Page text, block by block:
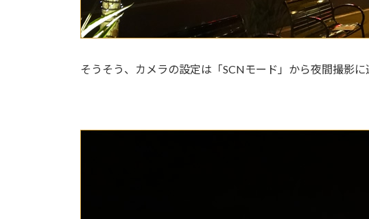
そうそう、カメラの設定は「SCNモード」から夜間撮影に